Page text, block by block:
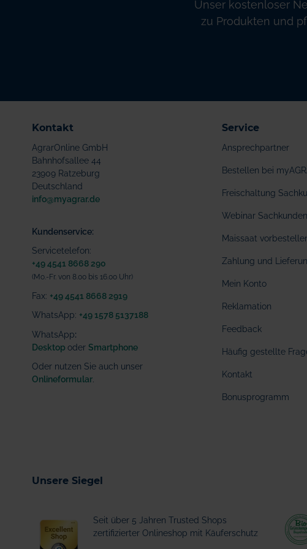
Unser kostenloser
zu Produkten und
Kontakt
AgrarOnline GmbH
Bahnhofsallee 44
23909 Ratzeburg
Deutschland
info@myagrar.de
Kundenservice:
Servicetelefon:
+49 4541 8668 290
(Mo.-Fr. von 8.00 bis 16.00 Uhr)
Fax: +49 4541 8668 2919
WhatsApp: +49 1578 5137188
WhatsApp:
Desktop oder Smartphone
Oder nutzen Sie auch unser
Onlineformular
Service
Ansprechpartner
Bestellen bei
Freischaltung
Webinar
Maissaat
Zahlung und
Mein Konto
Reklamation
Feedback
Häufig gestellte
Kontakt
Bonusprogramm
Unsere Siegel
Seit über 5 Jahren Trusted Shops
zertifizierter Onlineshop mit Käuferschutz